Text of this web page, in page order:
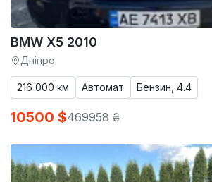
BMW X5 2010
Дніпро
216 000 км Автомат Бензин, 4.4
10500 $469958 ₴